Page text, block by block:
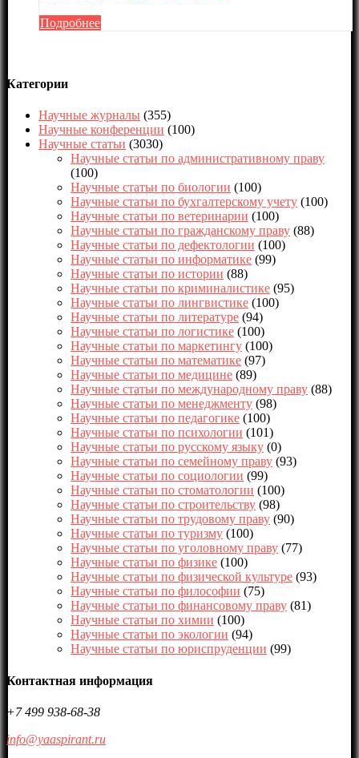
Подробнее
Категории
Научные журналы (355)
Научные конференции (100)
Научные статьи (3030)
Научные статьи по административному праву
(100)
Научные статьи по биологии (100)
Научные статьи по бухгалтерскому учету (100)
Научные статьи по ветеринарии (100)
Научные статьи по гражданскому праву (88)
Научные статьи по дефектологии (100)
Научные статьи по информатике (99)
Научные статьи по истории (88)
Научные статьи по криминалистике (95)
Научные статьи по лингвистике (100)
Научные статьи по литературе (94)
Научные статьи по логистике (100)
Научные статьи по маркетингу (100)
Научные статьи по математике (97)
Научные статьи по медицине (89)
Научные статьи по международному праву (88)
Научные статьи по менеджменту (98)
Научные статьи по педагогике (100)
Научные статьи по психологии (101)
Научные статьи по русскому языку (0)
Научные статьи по семейному праву (93)
Научные статьи по социологии (99)
Научные статьи по стоматологии (100)
Научные статьи по строительству (98)
Научные статьи по трудовому праву (90)
Научные статьи по туризму (100)
Научные статьи по уголовному праву (77)
Научные статьи по физике (100)
Научные статьи по физической культуре (93)
Научные статьи по философии (75)
Научные статьи по финансовому праву (81)
Научные статьи по химии (100)
Научные статьи по экологии (94)
Научные статьи по юриспруденции (99)
Контактная информация
+7 499 938-68-38
info@yaaspirant.ru